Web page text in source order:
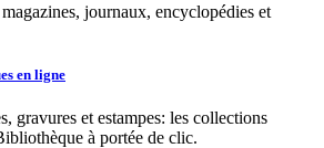
journaux, encyclopédies et
en ligne
gravures et estampes: les collections
à portée de clic.